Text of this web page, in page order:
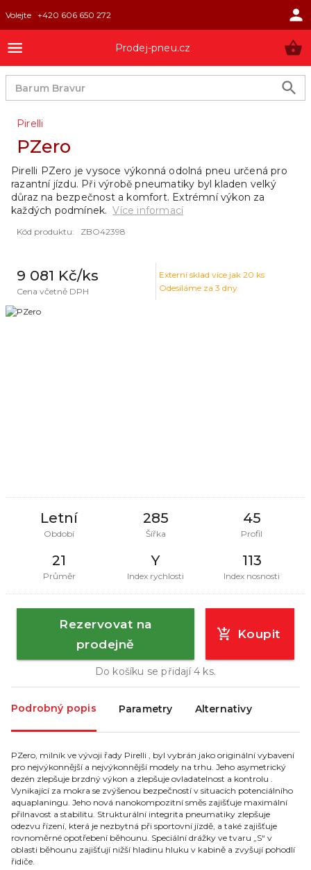
Volejte +420 606 650 272
Prodej-pneu.cz
Pirelli
PZero
Kód produktu: ZBO42398
9 081 Kč/ks
Cena včetně DPH
Externí sklad více jak 20 ks
Odesíláme za 3 dny
Letní
Období
285
Šířka
45
Profil
21
Průměr
Y
Index rychlosti
113
Index nosnosti
Pirelli PZero je vysoce výkonná odolná pneu určená pro
razantní jízdu. Při výrobě pneumatiky byl kladen velký
důraz na bezpečnost a komfort. Extrémní výkon za
každých podmínek. Více informací
Rezervovat na
prodejně
Koupit
Do košíku se přidají4 ks.
Podrobný popis Parametry Alternativy
PZero, milník ve vývoji řady Pirelli , byl vybrán jako originální vybavení
pro nejvýkonnější a nejvýkonnější modely na trhu. Jeho asymetrický
dezén zlepšuje brzdný výkon a zlepšuje ovladatelnost a kontrolu .
Vynikající za mokra se zvýšenou bezpečností v situacích potenciálního
aquaplaningu. Jeho nová nanokompozitní směs zajišťuje maximální
přilnavost a stabilitu. Strukturální integrita pneumatiky zlepšuje
odezvu řízení, která je nezbytná při sportovní jízdě, a také zajišťuje
rovnoměrné opotřebení běhounu. Speciální drážky ve tvaru „S“ v
oblasti běhounu zajišťují nižší hladinu hluku v kabině a zvyšují pohodlí
řidiče.